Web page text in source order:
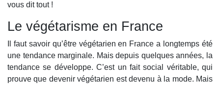
vous dit tout !
Le végétarisme en France
Il faut savoir qu’être végétarien en France a longtemps été
une tendance marginale. Mais depuis quelques années, la
tendance se développe. C’est un fait social véritable, qui
prouve que devenir végétarien est devenu à la mode. Mais